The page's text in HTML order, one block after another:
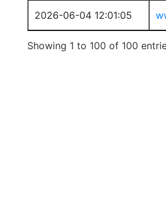
2026-06-04 12:01:05
Showing 1 to 100 of 100